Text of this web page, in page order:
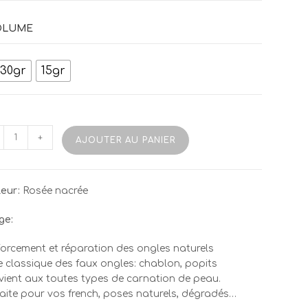
30gr 15gr
+ AJOUTER AU PANIER
Rosée nacrée
et réparation des ongles naturels
classique des faux ongles: chablon, popits
aux toutes types de carnation de peau.
pour vos french, poses naturels, dégradés…